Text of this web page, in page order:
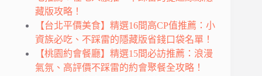
藏版攻略！
【台北平價美食】精選16間高CP值推薦：小
資族必吃、不踩雷的隱藏版省錢口袋名單！
【桃園約會餐廳】精選15間必訪推薦：浪漫
氣氛、高評價不踩雷的約會聚餐全攻略！